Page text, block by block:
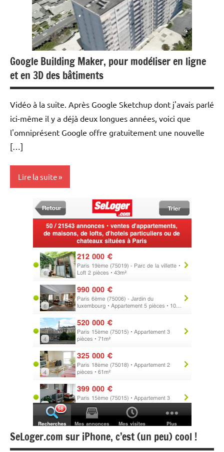
Outils
Web/Tech
Google Building Maker, pour modéliser en ligne
et en 3D des bâtiments
Vidéo à la suite. Après Google Sketchup dont j'avais parlé
ici-même il y a déjà deux longues années, voici que
l'omniprésent Google offre gratuitement une nouvelle
[…]
Lire la suite
Construction
Immobilier
Web/Tech
SeLoger.com sur iPhone, c’est (un peu) cool !